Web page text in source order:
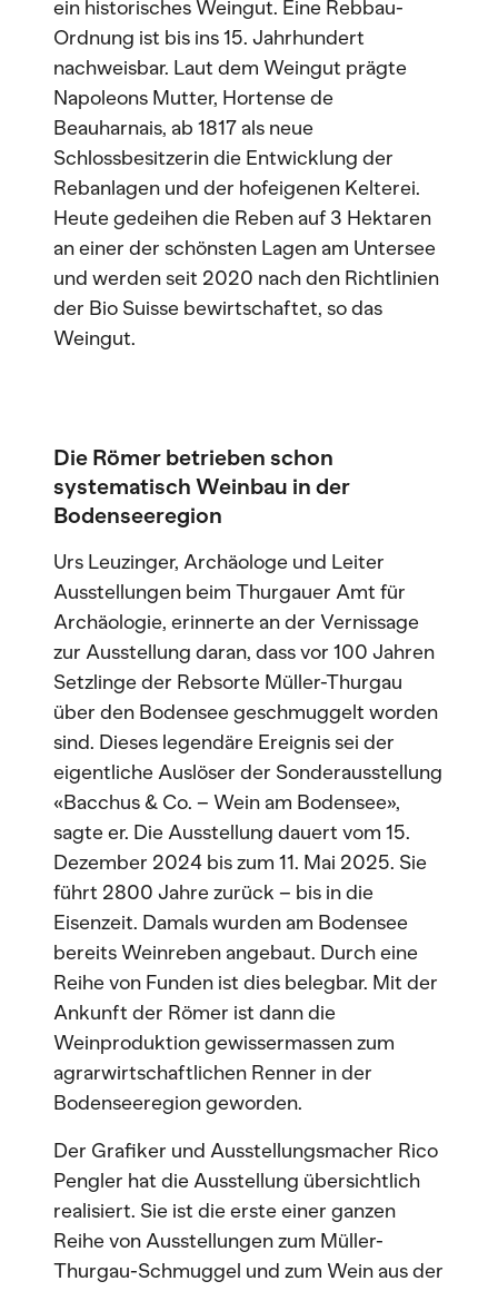
ein historisches Weingut. Eine Rebbau-
Ordnung ist bis ins 15. Jahrhundert
nachweisbar. Laut dem Weingut prägte
Napoleons Mutter, Hortense de
Beauharnais, ab 1817 als neue
Schlossbesitzerin die Entwicklung der
Rebanlagen und der hofeigenen Kelterei.
Heute gedeihen die Reben auf 3 Hektaren
an einer der schönsten Lagen am Untersee
und werden seit 2020 nach den Richtlinien
der Bio Suisse bewirtschaftet, so das
Weingut.
Die Römer betrieben schon
systematisch Weinbau in der
Bodenseeregion
Urs Leuzinger, Archäologe und Leiter
Ausstellungen beim Thurgauer Amt für
Archäologie, erinnerte an der Vernissage
zur Ausstellung daran, dass vor 100 Jahren
Setzlinge der Rebsorte Müller-Thurgau
über den Bodensee geschmuggelt worden
sind. Dieses legendäre Ereignis sei der
eigentliche Auslöser der Sonderausstellung
«Bacchus & Co. – Wein am Bodensee»,
sagte er. Die Ausstellung dauert vom 15.
Dezember 2024 bis zum 11. Mai 2025. Sie
führt 2800 Jahre zurück – bis in die
Eisenzeit. Damals wurden am Bodensee
bereits Weinreben angebaut. Durch eine
Reihe von Funden ist dies belegbar. Mit der
Ankunft der Römer ist dann die
Weinproduktion gewissermassen zum
agrarwirtschaftlichen Renner in der
Bodenseeregion geworden.
Der Grafiker und Ausstellungsmacher Rico
Pengler hat die Ausstellung übersichtlich
realisiert. Sie ist die erste einer ganzen
Reihe von Ausstellungen zum Müller-
Thurgau-Schmuggel und zum Wein aus der